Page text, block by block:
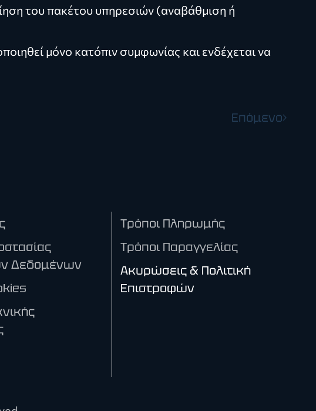
του πακέτου υπηρεσιών (αναβάθμιση ή
μόνο κατόπιν συμφωνίας και ενδέχεται να
Επόμενο
Δεδομένων
Τρόποι Πληρωμής
Τρόποι Παραγγελίας
Ακυρώσεις & Πολιτική
Επιστροφών